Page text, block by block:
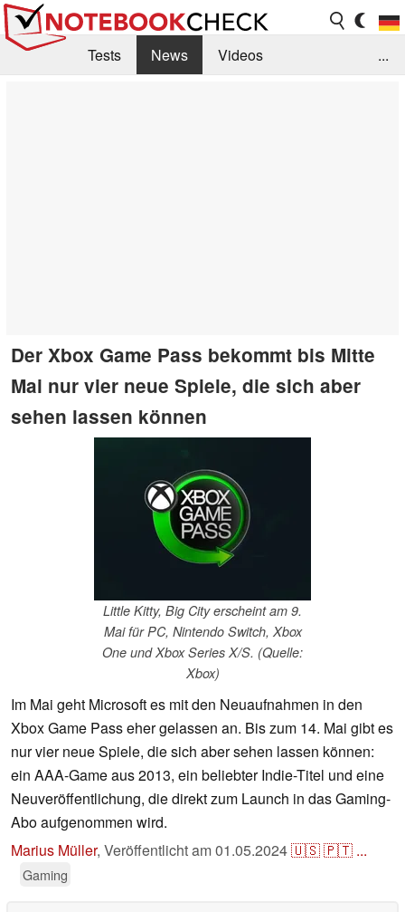
Tests News
Videos
...
Der Xbox Game Pass bekommt bis Mitte
Mai nur vier neue Spiele, die sich aber
sehen lassen können
Little Kitty, Big City erscheint am 9.
Mai für PC, Nintendo Switch, Xbox
One und Xbox Series X/S. (Quelle:
Xbox)
Im Mai geht Microsoft es mit den Neuaufnahmen in den
Xbox Game Pass eher gelassen an. Bis zum 14. Mai gibt es
nur vier neue Spiele, die sich aber sehen lassen können:
ein AAA-Game aus 2013, ein beliebter Indie-Titel und eine
Neuveröffentlichung, die direkt zum Launch in das Gaming-
Abo aufgenommen wird.
Marius Müller, Veröffentlicht am01.05.2024🇺🇸🇵🇹 ...
Gaming